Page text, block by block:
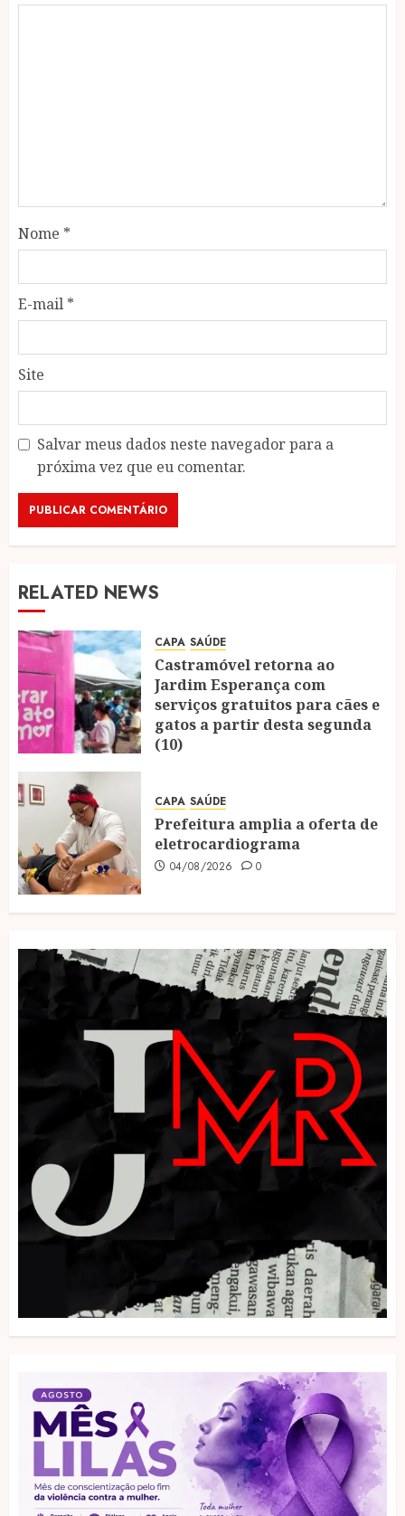
Nome *
E-mail *
Site
Salvar meus dados neste navegador para a
próxima vez que eu comentar.
RELATED NEWS
CAPA SAÚDE
Castramóvel retorna ao
Jardim Esperança com
serviços gratuitos para cães e
gatos a partir desta segunda
(10)
CAPA SAÚDE
Prefeitura amplia a oferta de
eletrocardiograma
04/08/2026 0